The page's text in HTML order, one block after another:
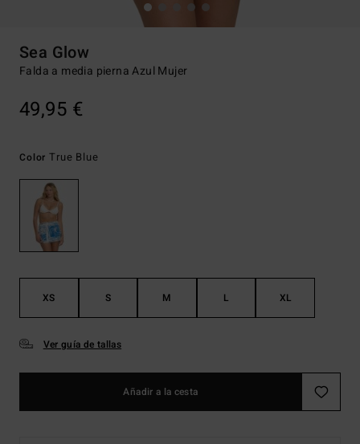
Sea Glow
Falda a media pierna Azul Mujer
49,95 €
ColorTrue Blue
XS S M L XL
Ver guía de tallas
Añadir a la cesta